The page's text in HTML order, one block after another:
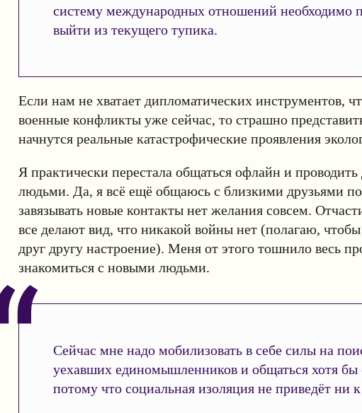
систему международных отношений необходимо
выйти из текущего тупика.
Если нам не хватает дипломатических инструментов,
военные конфликты уже сейчас, то страшно
начнутся реальные катастрофические проявления
Я практически перестала общаться офлайн и
людьми. Да, я всё ещё общаюсь с близкими друзьями
завязывать новые контакты нет желания совсем.
все делают вид, что никакой войны нет (полагаю,
друг другу настроение). Меня от этого тошнило весь
знакомиться с новыми людьми.
Сейчас мне надо мобилизовать в себе силы на
уехавших единомышленников и общаться хотя
потому что социальная изоляция не приведёт ни